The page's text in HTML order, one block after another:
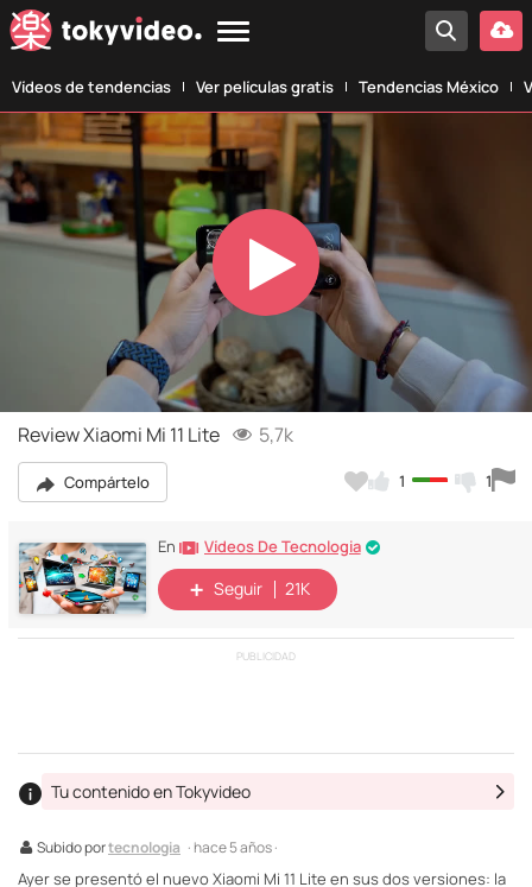
Vídeos de tendencias Ver películas gratis Tendencias México
Play
Video
Review Xiaomi Mi 11 Lite 5,7k
Compártelo 1 1
En Vídeos De Tecnologia
Seguir 21K
PUBLICIDAD
Subido portecnologia · hace 5 años ·
Tu contenido en Tokyvideo
Ayer se presentó el nuevo Xiaomi Mi 11 Lite en sus dos versiones: la